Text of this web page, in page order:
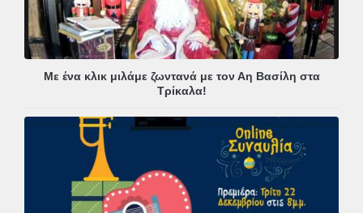
Με ένα κλικ μιλάμε ζωντανά με τον Αη Βασίλη στα
Τρίκαλα!